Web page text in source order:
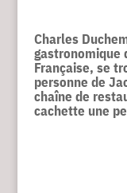
Charles
gastronomique
Française, se
personne de
chaîne de
cachette une